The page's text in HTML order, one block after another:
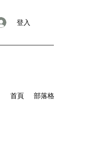
登入
首頁 部落格